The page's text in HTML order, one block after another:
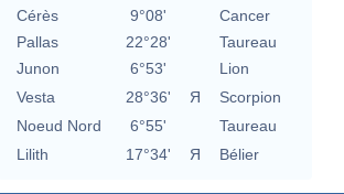
Cérès
9°08'
Cancer
Pallas
22°28'
Taureau
Junon
6°53'
Lion
Vesta
28°36' Я
Scorpion
Noeud Nord
6°55'
Taureau
Lilith
17°34' Я Bélier